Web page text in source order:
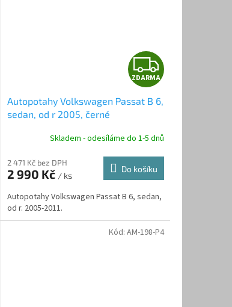
M
Z
D
R
A
ZDARMA
Autopotahy Volkswagen Passat B 6,
sedan, od r 2005, černé
Skladem - odesíláme do 1-5 dnů
2 471 Kč bez DPH
2 990 Kč / ks
Do košíku
Autopotahy Volkswagen Passat B 6, sedan,
od r. 2005-2011.
Kód: AM-198-P4